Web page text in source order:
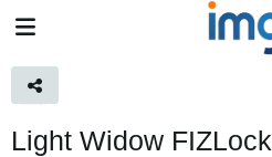
Light Widow FIZLock